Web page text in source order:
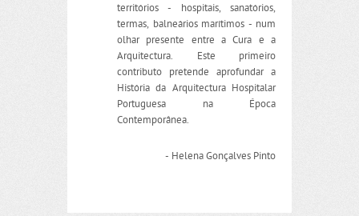
territórios - hospitais, sanatórios,
termas, balneários marítimos - num
olhar presente entre a Cura e a
Arquitectura. Este primeiro
contributo pretende aprofundar a
História da Arquitectura Hospitalar
Portuguesa na Época
Contemporânea.
- Helena Gonçalves Pinto